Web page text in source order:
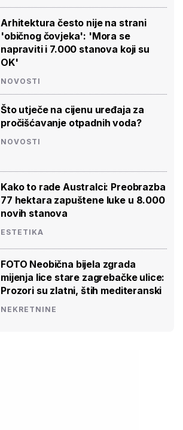
Arhitektura često nije na strani
'običnog čovjeka': 'Mora se
napraviti i 7.000 stanova koji su
OK'
NOVOSTI
Što utječe na cijenu uređaja za
pročišćavanje otpadnih voda?
NOVOSTI
Kako to rade Australci: Preobrazba
77 hektara zapuštene luke u 8.000
novih stanova
ESTETIKA
FOTO Neobična bijela zgrada
mijenja lice stare zagrebačke ulice:
Prozori su zlatni, štih mediteranski
NEKRETNINE